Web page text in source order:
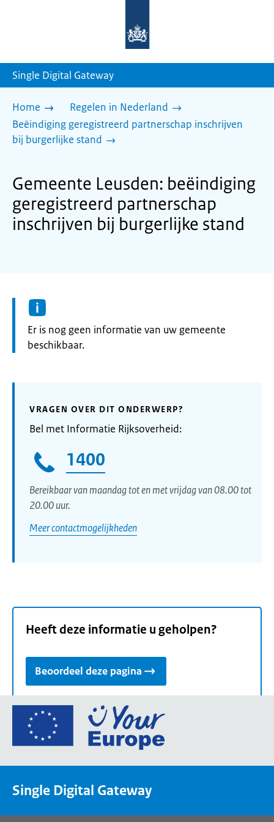
homepage
Single Digital Gateway
Home
Regelen in Nederland
Beëindiging geregistreerd partnerschap inschrijven
bij burgerlijke stand
Gemeente Leusden: beëindiging
geregistreerd partnerschap
inschrijven bij burgerlijke stand
Informatie:
Er is nog geen informatie van uw gemeente
beschikbaar.
VRAGEN OVER DIT ONDERWERP?
Bel met Informatie Rijksoverheid:
1400
Bereikbaar van maandag tot en met vrijdag van 08.00 tot
20.00 uur.
Meer contactmogelijkheden
Heeft deze informatie u geholpen?
Beoordeel deze pagina
Ga
de
een
Single Digital Gateway